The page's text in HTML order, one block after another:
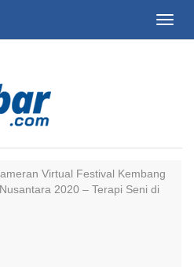
Virtual Festival Kembang
2020 – Terapi Seni di